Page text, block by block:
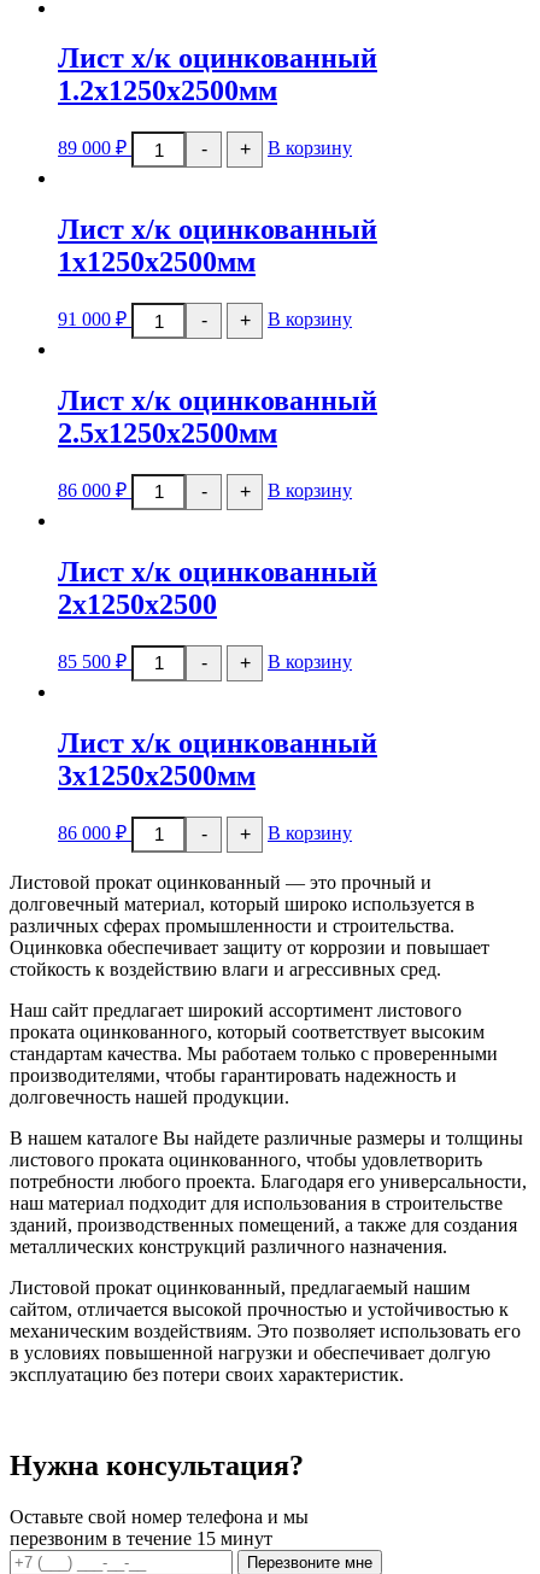
оцинкованный
0.55х1250х2500мм
Лист х/к оцинкованный
1.2х1250х2500мм
89 000 ₽ -
Количество
товара
оцинкованный
1.2х1250х2500мм
+ В корзину
Лист х/к оцинкованный
1х1250х2500мм
91 000 ₽ -
Количество
товара
оцинкованный
1х1250х2500мм
+ В корзину
Лист х/к оцинкованный
2.5х1250х2500мм
86 000 ₽ -
Количество
товара
оцинкованный
2.5х1250х2500мм
+ В корзину
Лист х/к оцинкованный
2х1250х2500
85 500 ₽ -
Количество
товара
оцинкованный
2х1250х2500
+ В корзину
Лист х/к оцинкованный
3х1250х2500мм
86 000 ₽ -
Количество
товара
х/
к
оцинкованный
3х1250х2500мм
+ В корзину
Листовой прокат оцинкованный — это прочный и
долговечный материал, который широко используется в
различных сферах промышленности и строительства.
Оцинковка обеспечивает защиту от коррозии и повышает
стойкость к воздействию влаги и агрессивных сред.
Наш сайт предлагает широкий ассортимент листового
проката оцинкованного, который соответствует высоким
стандартам качества. Мы работаем только с проверенными
производителями, чтобы гарантировать надежность и
долговечность нашей продукции.
В нашем каталоге Вы найдете различные размеры и толщины
листового проката оцинкованного, чтобы удовлетворить
потребности любого проекта. Благодаря его универсальности,
наш материал подходит для использования в строительстве
зданий, производственных помещений, а также для создания
металлических конструкций различного назначения.
Листовой прокат оцинкованный, предлагаемый нашим
сайтом, отличается высокой прочностью и устойчивостью к
механическим воздействиям. Это позволяет использовать его
в условиях повышенной нагрузки и обеспечивает долгую
эксплуатацию без потери своих характеристик.
Нужна консультация?
Оставьте свой номер телефона и мы
перезвоним в течение 15 минут
Перезвоните мне